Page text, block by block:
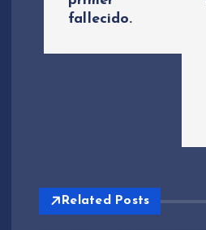
e
fallecido.
Related Posts